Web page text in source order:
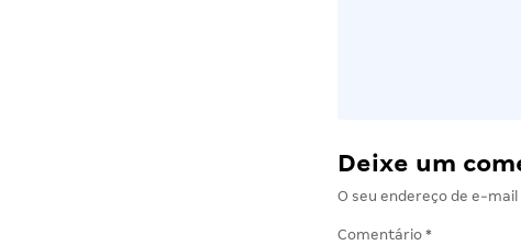
Deixe um
O seu endereço de e-
Comentário *